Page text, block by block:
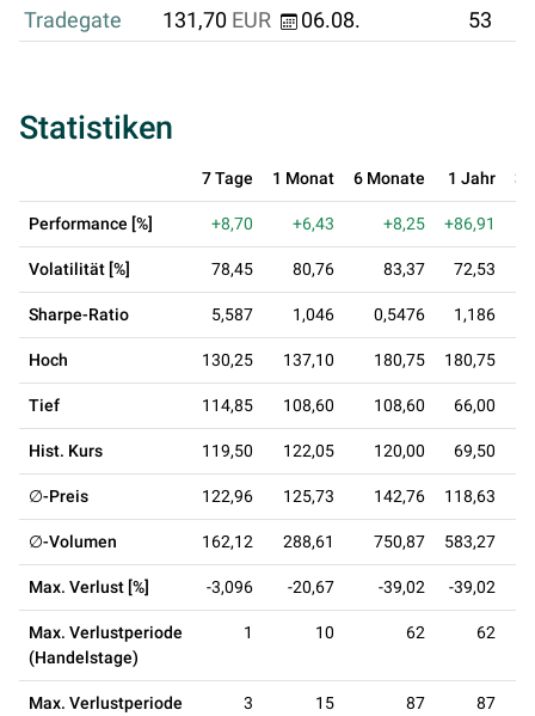
Tradegate
131,70 EUR 06.08. 53
Statistiken
7 Tage 1 Monat 6 Monate 1 Jahr 3
Performance [%] +8,70 +6,43 +8,25 +86,91
Volatilität [%] 78,45 80,76 83,37 72,53
Sharpe-Ratio 5,587 1,046 0,5476 1,186
Hoch 130,25 137,10 180,75 180,75
Tief 114,85 108,60 108,60 66,00
Hist. Kurs 119,50 122,05 120,00 69,50
∅-Preis 122,96 125,73 142,76 118,63
∅-Volumen 162,12 288,61 750,87 583,27
Max. Verlust [%] -3,096 -20,67 -39,02 -39,02
Max. Verlustperiode
(Handelstage)
1 10 62 62
Max. Verlustperiode
3 15 87 87